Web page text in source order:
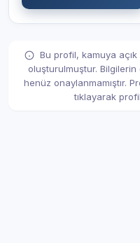
Bu profil, kamuya
oluşturulmuştur.
henüz onaylanmamıştır.
tıklayarak